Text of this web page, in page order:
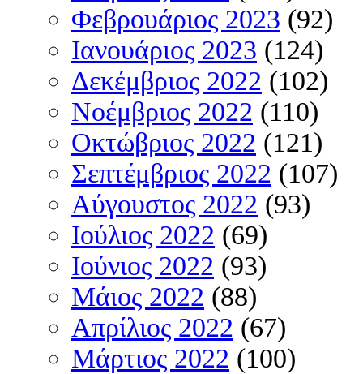
Φεβρουάριος 2023 (92)
Ιανουάριος 2023 (124)
Δεκέμβριος 2022 (102)
Νοέμβριος 2022 (110)
Οκτώβριος 2022 (121)
Σεπτέμβριος 2022 (107)
Αύγουστος 2022 (93)
Ιούλιος 2022 (69)
Ιούνιος 2022 (93)
Μάιος 2022 (88)
Απρίλιος 2022 (67)
Μάρτιος 2022 (100)